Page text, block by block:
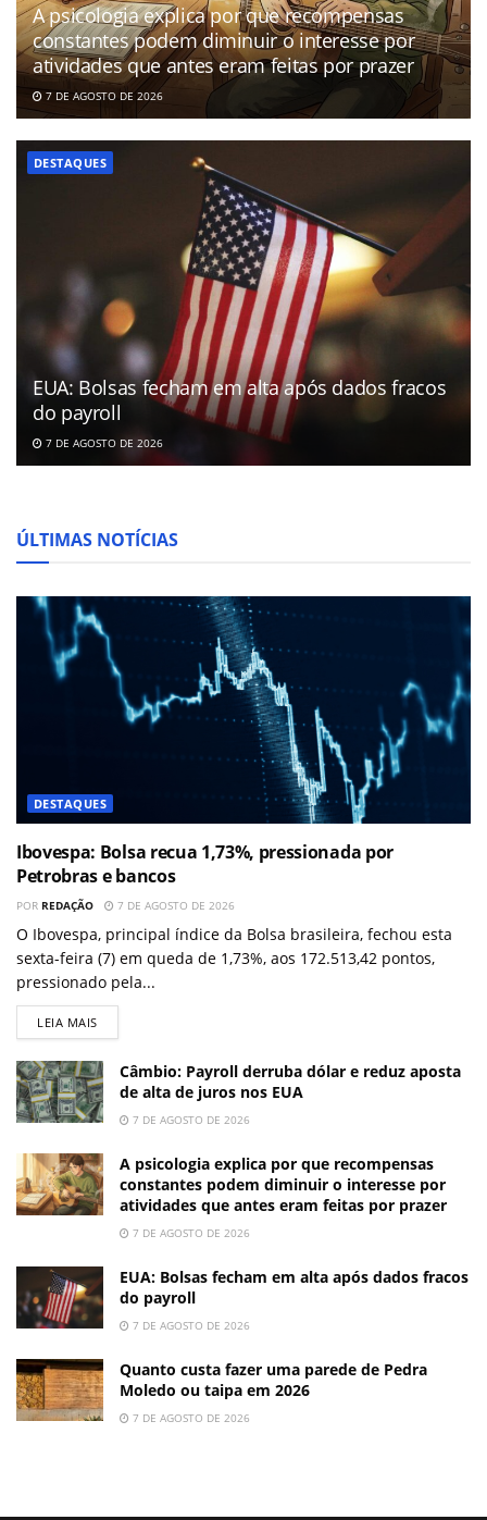
A psicologia explica por que recompensas
constantes podem diminuir o interesse por
atividades que antes eram feitas por prazer
7 DE AGOSTO DE 2026
DESTAQUES
EUA: Bolsas fecham em alta após dados fracos
do payroll
7 DE AGOSTO DE 2026
ÚLTIMAS NOTÍCIAS
DESTAQUES
Ibovespa: Bolsa recua 1,73%, pressionada por
Petrobras e bancos
POR REDAÇÃO 7 DE AGOSTO DE 2026
O Ibovespa, principal índice da Bolsa brasileira, fechou esta
sexta-feira (7) em queda de 1,73%, aos 172.513,42 pontos,
pressionado pela...
LEIA MAIS
Câmbio: Payroll derruba dólar e reduz aposta
de alta de juros nos EUA
7 DE AGOSTO DE 2026
A psicologia explica por que recompensas
constantes podem diminuir o interesse por
atividades que antes eram feitas por prazer
7 DE AGOSTO DE 2026
EUA: Bolsas fecham em alta após dados fracos
do payroll
7 DE AGOSTO DE 2026
Quanto custa fazer uma parede de Pedra
Moledo ou taipa em 2026
7 DE AGOSTO DE 2026